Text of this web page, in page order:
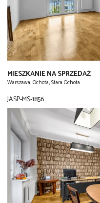
MIESZKANIE NA SPRZEDAŻ
Warszawa, Ochota, Stara Ochota
JASP-MS-1856